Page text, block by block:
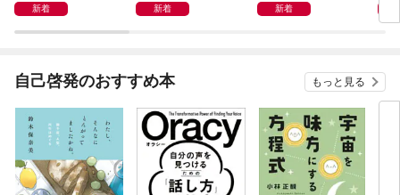
新着 新着 新着
自己啓発のおすすめ本 もっと見る